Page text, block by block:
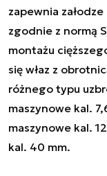
zapewnia
zgodnie z normą
montażu
się właz z
różnego typu
maszynowe kal.
maszynowe kal.
kal. 40 mm.